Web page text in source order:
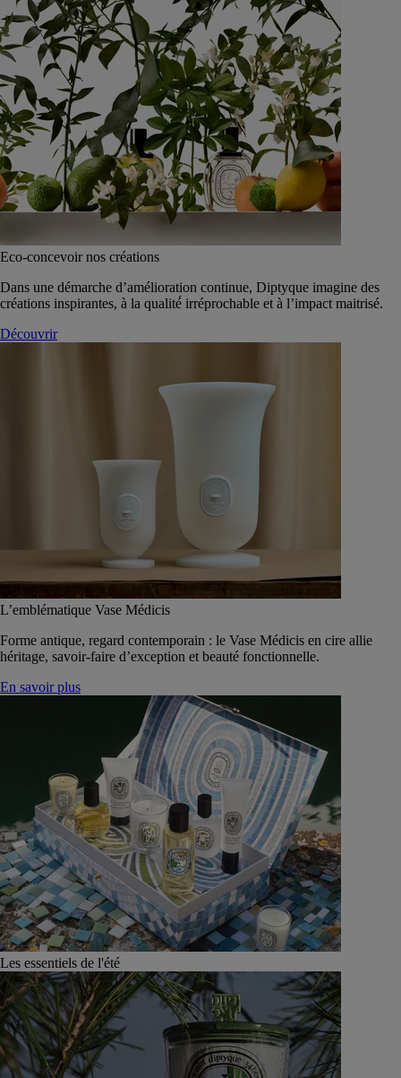
Eco-concevoir nos créations
Dans une démarche d’amélioration continue, Diptyque imagine des
créations inspirantes, à la qualité́ irréprochable et à l’impact maitrisé.
Découvrir
L’emblématique Vase Médicis
Forme antique, regard contemporain : le Vase Médicis en cire allie
héritage, savoir-faire d’exception et beauté fonctionnelle.
En savoir plus
Les essentiels de l'été